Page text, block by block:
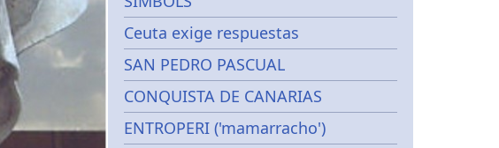
Ceuta exige respuestas
SAN PEDRO PASCUAL
CONQUISTA DE CANARIAS
ENTROPERI ('mamarracho')